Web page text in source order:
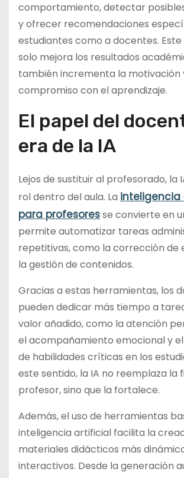
comportamiento, detectar
y ofrecer recomendaciones
estudiantes como a docentes.
solo mejora los resultados
también incrementa la motivación
compromiso con el aprendizaje.
El papel del
era de la IA
Lejos de sustituir al profesorado, la
rol dentro del aula. La
para profesoresse convierte en
permite automatizar tareas
repetitivas, como la corrección de
la gestión de contenidos.
Gracias a estas herramientas, los
pueden dedicar más tiempo a
valor añadido, como la atención
el acompañamiento emocional y
de habilidades críticas en los
este sentido, la IA no reemplaza la
profesor, sino que la fortalece.
Además, el uso de herramientas
inteligencia artificial facilita la
materiales didácticos más
interactivos. Desde la generación